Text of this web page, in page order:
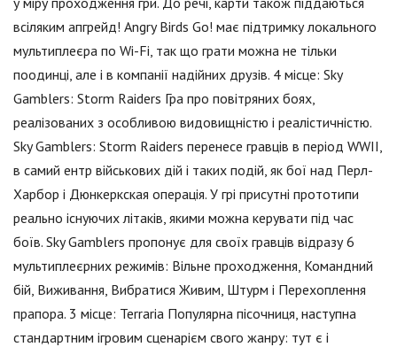
всіляким апгрейд! Angry Birds Go! має підтримку локального
мультиплеєра по Wi-Fi, так що грати можна не тільки
поодинці, але і в компанії надійних друзів. 4 місце: Sky
Gamblers: Storm Raiders Гра про повітряних боях,
реалізованих з особливою видовищністю і реалістичністю.
Sky Gamblers: Storm Raiders перенесе гравців в період WWII,
в самий ентр військових дій і таких подій, як бої над Перл-
Харбор і Дюнкеркская операція. У грі присутні прототипи
реально існуючих літаків, якими можна керувати під час
боїв. Sky Gamblers пропонує для своїх гравців відразу 6
мультиплеєрних режимів: Вільне проходження, Командний
бій, Виживання, Вибратися Живим, Штурм і Перехоплення
прапора. 3 місце: Terraria Популярна пісочниця, наступна
стандартним ігровим сценарієм свого жанру: тут є і